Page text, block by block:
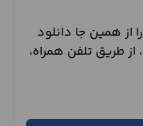
از همین جا دانلود
از طریق تلفن همراه،